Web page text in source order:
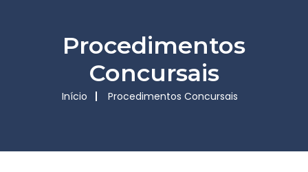
Procedimentos
Concursais
Início Procedimentos Concursais